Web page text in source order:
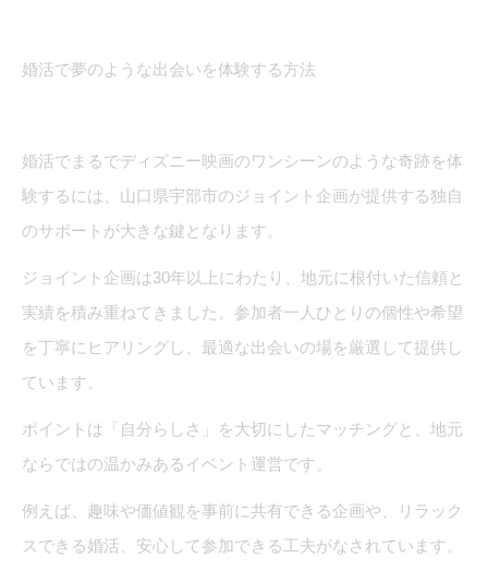
婚活で夢のような出会いを体験する方法
婚活でまるでディズニー映画のワンシーンのような奇跡を体
験するには、山口県宇部市のジョイント企画が提供する独自
のサポートが大きな鍵となります。
ジョイント企画は30年以上にわたり、地元に根付いた信頼と
実績を積み重ねてきました。参加者一人ひとりの個性や希望
を丁寧にヒアリングし、最適な出会いの場を厳選して提供し
ています。
ポイントは「自分らしさ」を大切にしたマッチングと、地元
ならではの温かみあるイベント運営です。
例えば、趣味や価値観を事前に共有できる企画や、リラック
スできる婚活、安心して参加できる工夫がなされています。